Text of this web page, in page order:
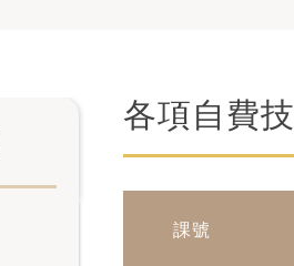
各項自費
課號